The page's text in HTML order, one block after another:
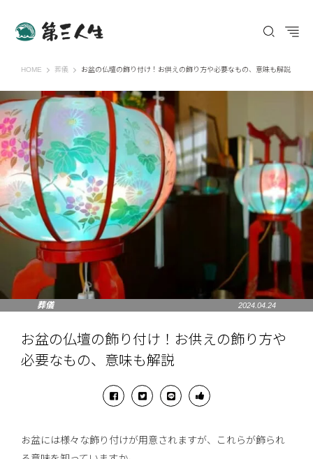
HOME 第三人生 〜寄り道の歩き方〜
葬儀 お盆の仏壇の飾り付け！お供えの飾り方や必要なもの、意味も解説
葬儀 2024.04.24
お盆の仏壇の飾り付け！お供えの飾り方や
必要なもの、意味も解説
お盆には様々な飾り付けが用意されますが、これらが飾られ